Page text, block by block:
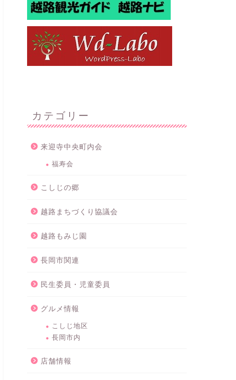
カテゴリー
来迎寺中央町内会
福寿会
こしじの郷
越路まちづくり協議会
越路もみじ園
長岡市関連
民生委員・児童委員
グルメ情報
こしじ地区
長岡市内
店舗情報